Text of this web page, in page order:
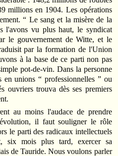
millions en 1904. Les opérations
“ Le sang et la misère de la
l'avons vu plus haut, le syndicat
le gouvernement de Witte, et le
par la formation de l'Union
à la base de ce parti non pas
pot‑de‑vin. Dans la personne
en unions “ professionnelles ” ou
ouvriers trouva dès ses premiers
au moins l'audace de prendre
il faut souligner le rôle
le parti des radicaux intellectuels
six mois plus tard, exercer sa
de Tauride. Nous voulons parler